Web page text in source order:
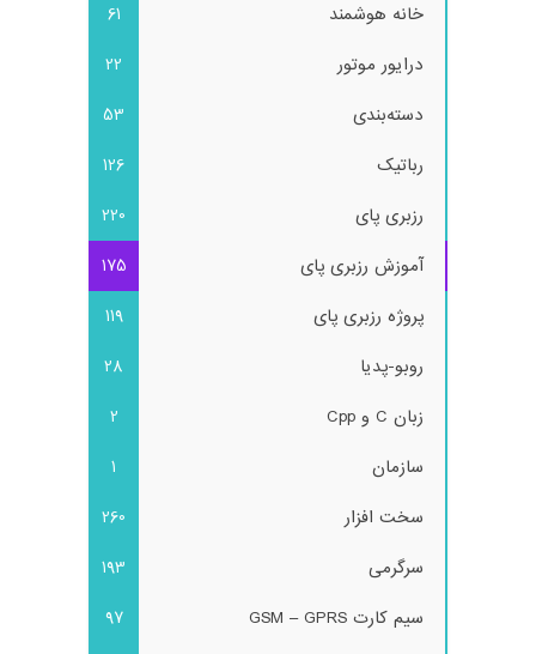
خانه هوشمند
61
درایور موتور
22
دسته‌بندی
53
رباتیک
126
رزبری پای
220
آموزش رزبری پای
175
پروژه رزبری پای
119
روبو-پدیا
28
زبان C و Cpp
2
سازمان
1
سخت افزار
260
سرگرمی
193
سیم کارت GSM – GPRS
97